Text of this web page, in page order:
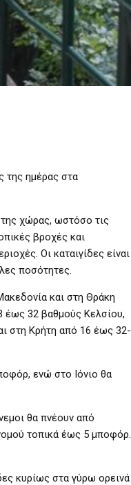
της ημέρας στα
της χώρας, ωστόσο τις
βροχές και
Οι καταιγίδες είναι
ποσότητες.
και στη Θράκη
έως 32 βαθμούς Κελσίου,
στη Κρήτη από 16 έως 32-
ενώ στο Ιόνιο θα
θα πνέουν από
τοπικά έως 5 μποφόρ.
κυρίως στα γύρω ορεινά